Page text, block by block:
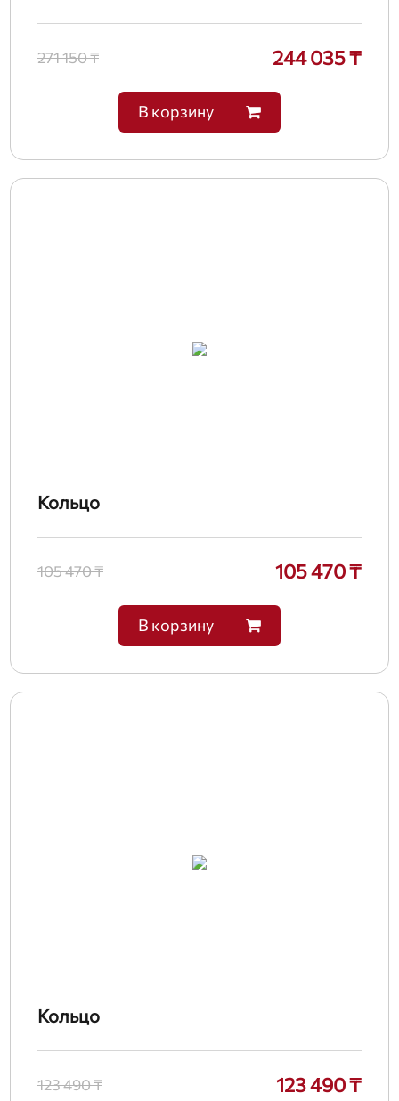
271 150 ₸ 244 035 ₸
В корзину
Кольцо
105 470 ₸ 105 470 ₸
В корзину
Кольцо
123 490 ₸ 123 490 ₸